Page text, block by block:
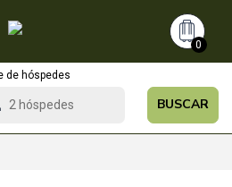
0
2 hóspedes BUSCAR